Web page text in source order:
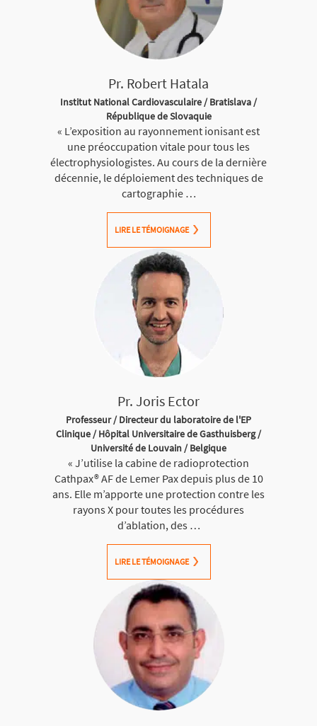
Pr. Robert Hatala
Institut National Cardiovasculaire / Bratislava /
République de Slovaquie
« L’exposition au rayonnement ionisant est
une préoccupation vitale pour tous les
électrophysiologistes. Au cours de la dernière
décennie, le déploiement des techniques de
cartographie …
LIRE LE TÉMOIGNAGE
Pr. Joris Ector
Professeur / Directeur du laboratoire de l'EP
Clinique / Hôpital Universitaire de Gasthuisberg /
Université de Louvain / Belgique
« J’utilise la cabine de radioprotection
Cathpax® AF de Lemer Pax depuis plus de 10
ans. Elle m’apporte une protection contre les
rayons X pour toutes les procédures
d’ablation, des …
LIRE LE TÉMOIGNAGE